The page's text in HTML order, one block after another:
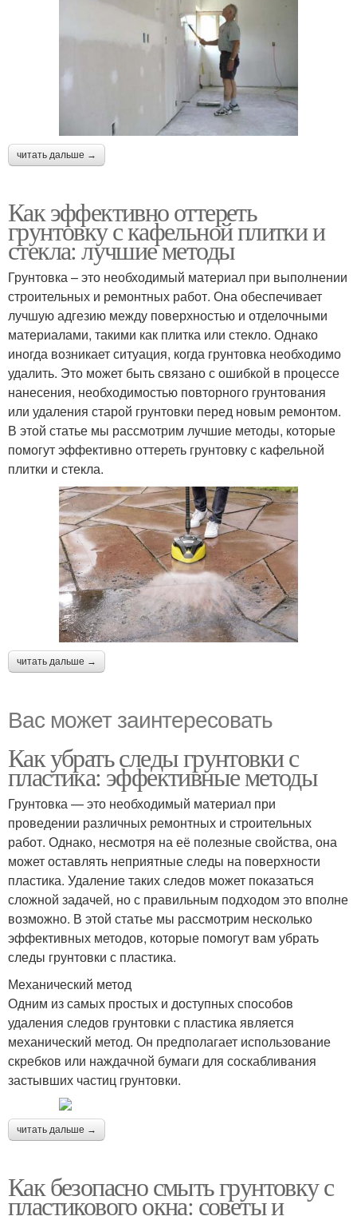
читать дальше →
Как эффективно оттереть
грунтовку с кафельной плитки и
стекла: лучшие методы
Грунтовка – это необходимый материал при выполнении
строительных и ремонтных работ. Она обеспечивает
лучшую адгезию между поверхностью и отделочными
материалами, такими как плитка или стекло. Однако
иногда возникает ситуация, когда грунтовка необходимо
удалить. Это может быть связано с ошибкой в процессе
нанесения, необходимостью повторного грунтования
или удаления старой грунтовки перед новым ремонтом.
В этой статье мы рассмотрим лучшие методы, которые
помогут эффективно оттереть грунтовку с кафельной
плитки и стекла.
читать дальше →
Вас может заинтересовать
Как убрать следы грунтовки с
пластика: эффективные методы
Грунтовка — это необходимый материал при
проведении различных ремонтных и строительных
работ. Однако, несмотря на её полезные свойства, она
может оставлять неприятные следы на поверхности
пластика. Удаление таких следов может показаться
сложной задачей, но с правильным подходом это вполне
возможно. В этой статье мы рассмотрим несколько
эффективных методов, которые помогут вам убрать
следы грунтовки с пластика.
Механический метод
Одним из самых простых и доступных способов
удаления следов грунтовки с пластика является
механический метод. Он предполагает использование
скребков или наждачной бумаги для соскабливания
застывших частиц грунтовки.
читать дальше →
Как безопасно смыть грунтовку с
пластикового окна: советы и